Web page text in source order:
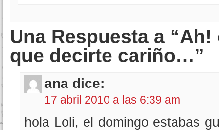
Una Respuesta a
que decirte cariño…”
ana dice:
17 abril 2010 a las 6:39 am
hola Loli, el domingo estabas